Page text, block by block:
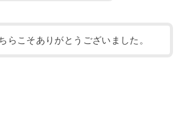
らこそありがとうございました。